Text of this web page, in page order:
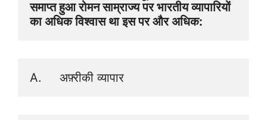
समाप्त हुआ रोमन साम्राज्य पर भारतीय व्यापारियों
का अधिक विश्वास था इस पर और अधिक:
A.     अफ़्रीकी व्यापार